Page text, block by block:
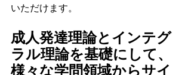
いただけます。
成人発達理論とインテグ
ラル理論を基礎にして、
様々な学問領域からサイ